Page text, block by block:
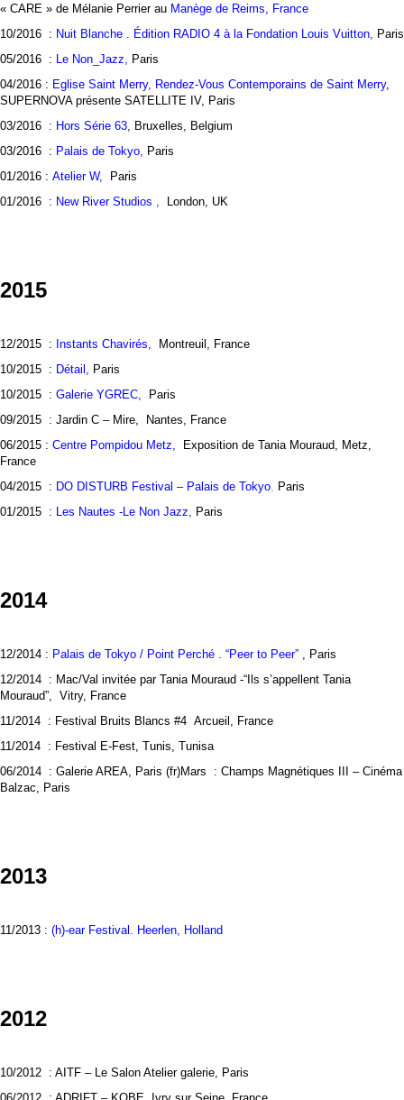
« CARE » de Mélanie Perrier au Manège de Reims, France
10/2016 : Nuit Blanche . Édition RADIO 4 à la Fondation Louis Vuitton, Paris
05/2016 : Le Non_Jazz,
Paris
04/2016 : Eglise Saint Merry, Rendez-Vous Contemporains de Saint Merry,
SUPERNOVA présente SATELLITE IV, Paris
03/2016 : Hors Série 63, Bruxelles, Belgium
03/2016 : Palais de Tokyo, Paris
01/2016 : Atelier W,
Paris
01/2016 : New River Studios , London, UK
2015
12/2015 : Instants Chavirés,
Montreuil, France
10/2015 : Détail,
Paris
10/2015 : Galerie YGREC,
Paris
09/2015 : Jardin C – Mire, Nantes, France
06/2015 : Centre Pompidou Metz,
Exposition de Tania Mouraud, Metz,
France
04/2015 : DO DISTURB Festival – Palais de Tokyo Paris
01/2015 : Les Nautes -Le Non Jazz, Paris
2014
12/2014 : Palais de Tokyo / Point Perché . “Peer to Peer” , Paris
12/2014 : Mac/Val invitée par Tania Mouraud -“Ils s’appellent Tania
Mouraud”, Vitry, France
11/2014 : Festival Bruits Blancs #4 Arcueil, France
11/2014 : Festival E-Fest, Tunis, Tunisa
06/2014 : Galerie AREA, Paris (fr)Mars : Champs Magnétiques III – Cinéma
Balzac, Paris
2013
11/2013 : (h)-ear Festival. Heerlen, Holland
2012
10/2012 : AITF – Le Salon Atelier galerie, Paris
06/2012 : ADRIFT – KOBE Ivry sur Seine, France